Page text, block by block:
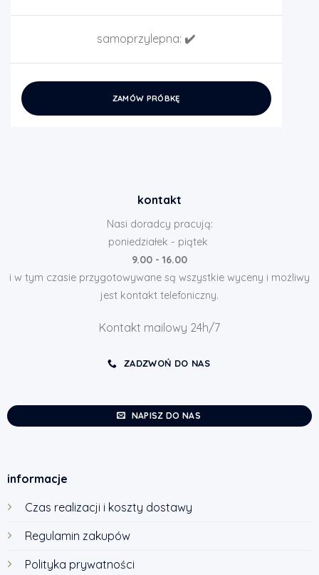
samoprzylepna: ✔️
ZAMÓW PRÓBKĘ
kontakt
Nasi doradcy pracują:
poniedziałek - piątek
9.00 - 16.00
i w tym czasie przygotowywane są wszystkie wyceny i możliwy
jest kontakt telefoniczny.
Kontakt mailowy 24h/7
ZADZWOŃ DO NAS
NAPISZ DO NAS
informacje
Czas realizacji i koszty dostawy
Regulamin zakupów
Polityka prywatności